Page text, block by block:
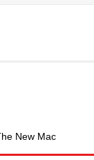
New Mac